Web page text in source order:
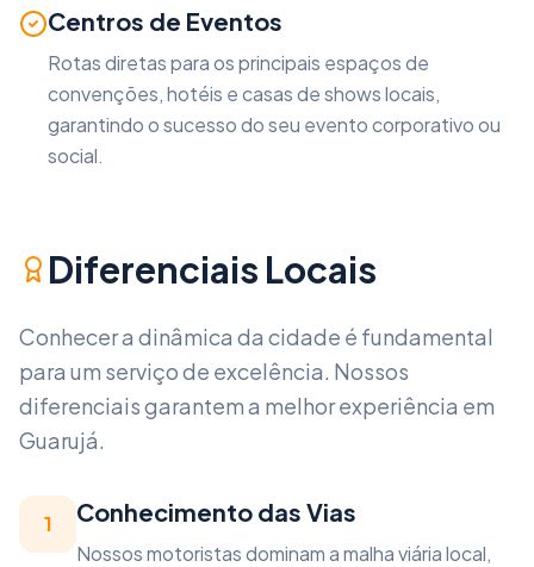
Centros de Eventos
Rotas diretas para os principais espaços de
convenções, hotéis e casas de shows locais,
garantindo o sucesso do seu evento corporativo ou
social.
Diferenciais Locais
Conhecer a dinâmica da cidade é fundamental
para um serviço de excelência. Nossos
diferenciais garantem a melhor experiência em
Guarujá.
1 Conhecimento das Vias
Nossos motoristas dominam a malha viária local,